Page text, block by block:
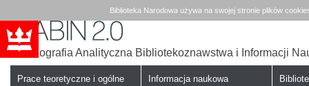
Biblioteka Narodowa używa na swojej stronie plików
Babin
Bibliografia Analityczna Bibliotekoznawstwa i Informacji
Prace teoretyczne i ogólne Informacja naukowa